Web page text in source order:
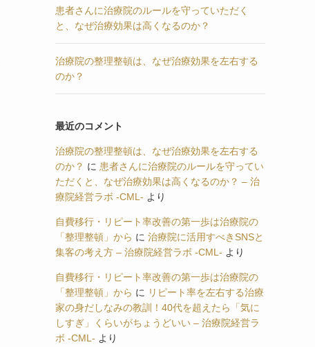
患者さんに治療院のルールを守っていただく
と、なぜ治療効果は高くなるのか？
治療院の整理整頓は、なぜ治療効果を左右する
のか？
最近のコメント
治療院の整理整頓は、なぜ治療効果を左右する
のか？ に 患者さんに治療院のルールを守ってい
ただくと、なぜ治療効果は高くなるのか？ – 治
療院経営ラボ -CML- より
自費移行・リピート率改善の第一歩は治療院の
「整理整頓」から に 治療院に活用すべきSNSと
集客の考え方 – 治療院経営ラボ -CML- より
自費移行・リピート率改善の第一歩は治療院の
「整理整頓」から に リピート率を左右する治療
家の身だしなみの教訓！40代を超えたら「気に
しすぎ」くらいがちょうどいい – 治療院経営ラ
ボ -CML- より